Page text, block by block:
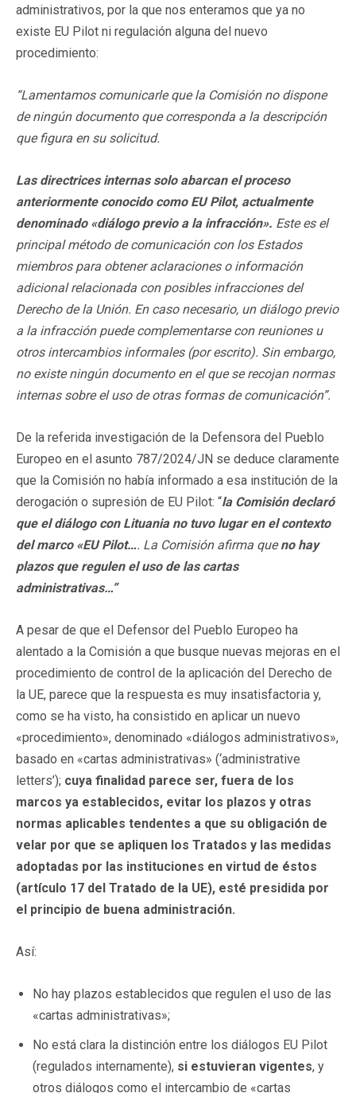
administrativos, por la que nos enteramos que ya no
existe EU Pilot ni regulación alguna del nuevo
procedimiento:
“Lamentamos comunicarle que la Comisión no dispone
de ningún documento que corresponda a la descripción
que figura en su solicitud.
Las directrices internas solo abarcan el proceso
anteriormente conocido como EU Pilot, actualmente
denominado «diálogo previo a la infracción». Este es el
principal método de comunicación con los Estados
miembros para obtener aclaraciones o información
adicional relacionada con posibles infracciones del
Derecho de la Unión. En caso necesario, un diálogo previo
a la infracción puede complementarse con reuniones u
otros intercambios informales (por escrito). Sin embargo,
no existe ningún documento en el que se recojan normas
internas sobre el uso de otras formas de comunicación”.
De la referida investigación de la Defensora del Pueblo
Europeo en el asunto 787/2024/JN se deduce claramente
que la Comisión no había informado a esa institución de la
derogación o supresión de EU Pilot: “la Comisión declaró
que el diálogo con Lituania no tuvo lugar en el contexto
del marco «EU Pilot…. La Comisión afirma queno hay
plazos que regulen el uso de las cartas
administrativas…”
A pesar de que el Defensor del Pueblo Europeo ha
alentado a la Comisión a que busque nuevas mejoras en el
procedimiento de control de la aplicación del Derecho de
la UE, parece que la respuesta es muy insatisfactoria y,
como se ha visto, ha consistido en aplicar un nuevo
«procedimiento», denominado «diálogos administrativos»,
basado en «cartas administrativas» (‘administrative
letters’); cuya finalidad parece ser, fuera de los
marcos ya establecidos, evitar los plazos y otras
normas aplicables tendentes a que su obligación de
velar por que se apliquen los Tratados y las medidas
adoptadas por las instituciones en virtud de éstos
(artículo 17 del Tratado de la UE), esté presidida por
el principio de buena administración.
Así:
No hay plazos establecidos que regulen el uso de las
«cartas administrativas»;
No está clara la distinción entre los diálogos EU Pilot
(regulados internamente), si estuvieran vigentes, y
otros diálogos como el intercambio de «cartas